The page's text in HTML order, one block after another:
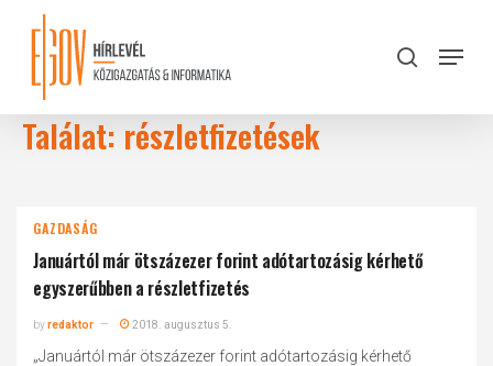
content
search
Menu
Találat: részletfizetések
GAZDASÁG
Januártól már ötszázezer forint adótartozásig kérhető
egyszerűbben a részletfizetés
byredaktor 2018. augusztus 5.
„Januártól már ötszázezer forint adótartozásig kérhető
Close